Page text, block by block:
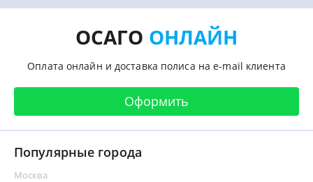
ОСАГО ОНЛАЙН
Оплата онлайн и доставка полиса на e-mail клиента
Оформить
Популярные города
Москва